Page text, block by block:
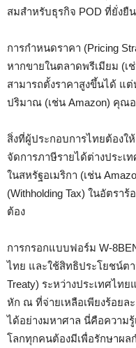
สมสำหรับธุรกิจ POD ที่ยั่งยื
การกำหนดราคา (Pricing
หากขายในตลาดพรีเมียม (
สามารถตั้งราคาสูงขึ้นได้ แ
ปริมาณ (เช่น Amazon) คุณ
สิ่งที่ผู้ประกอบการไทยต้องใ
จัดการภาษีรายได้ต่างประเ
ในสหรัฐอเมริกา (เช่น
(Withholding Tax) ในอัตรา
ต้อง
การกรอกแบบฟอร์ม W-
ไทย และใช้สิทธิประโยชน์ต
Treaty) ระหว่างประเทศไท
หัก ณ ที่จ่ายเหลือเพียงร้อยล
ได้อย่างมหาศาล นี่คือความ
โลกทุกคนต้องมีเพื่อรักษาผล